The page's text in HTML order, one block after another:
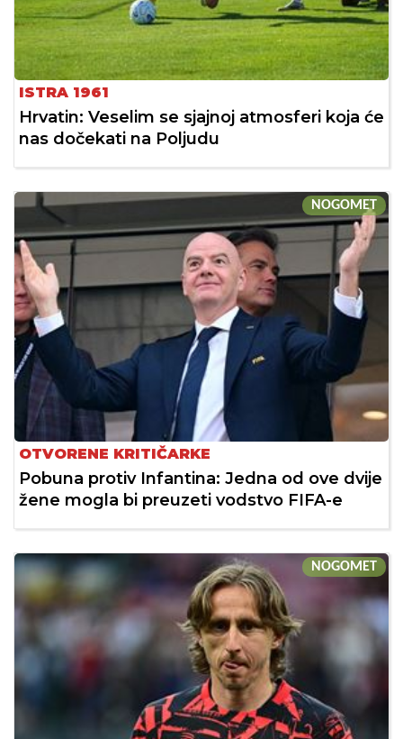
ISTRA 1961
Hrvatin: Veselim se sjajnoj atmosferi koja će
nas dočekati na Poljudu
NOGOMET
OTVORENE KRITIČARKE
Pobuna protiv Infantina: Jedna od ove dvije
žene mogla bi preuzeti vodstvo FIFA-e
NOGOMET